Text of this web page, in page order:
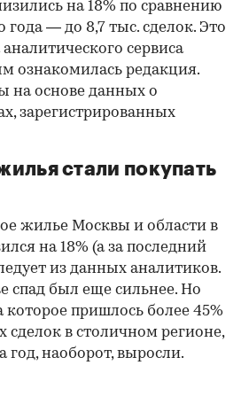
на 18% по сравнению
— до 8,7 тыс. сделок. Это
аналитического сервиса
ознакомилась редакция.
на основе данных о
зарегистрированных
стали покупать
жилье Москвы и области в
на 18% (а за последний
из данных аналитиков.
спад был еще сильнее. Но
которое пришлось более 45%
сделок в столичном регионе,
наоборот, выросли.